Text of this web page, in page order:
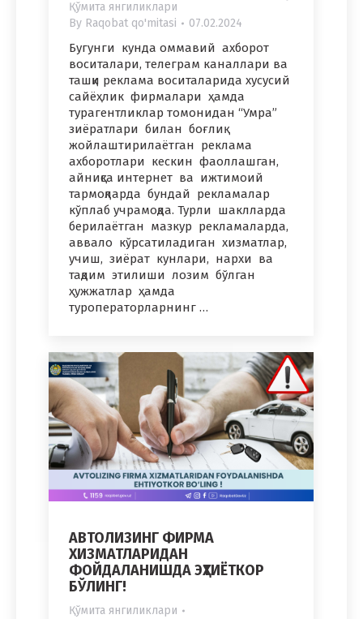
Қўмита янгиликлари
By Raqobat qo'mitasi 07.02.2024
Бугунги кунда оммавий ахборот
воситалари, телеграм каналлари ва
ташқи реклама воситаларида хусусий
сайёҳлик фирмалари ҳамда
турагентликлар томонидан “Умра”
зиёратлари билан боғлиқ
жойлаштирилаётган реклама
ахборотлари кескин фаоллашган,
айниқса интернет ва ижтимоий
тармоқларда бундай рекламалар
кўплаб учрамоқда. Турли шаклларда
берилаётган мазкур рекламаларда,
аввало кўрсатиладиган хизматлар,
учиш, зиёрат кунлари, нархи ва
тақдим этилиши лозим бўлган
ҳужжатлар ҳамда
туроператорларнинг …
АВТОЛИЗИНГ ФИРМА
ХИЗМАТЛАРИДАН
ФОЙДАЛАНИШДА ЭҲТИЁТКОР
БЎЛИНГ!
Қўмита янгиликлари